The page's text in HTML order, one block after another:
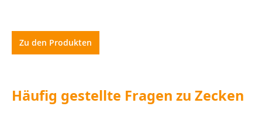
Zu den Produkten
Häufig gestellte Fragen zu Zecken